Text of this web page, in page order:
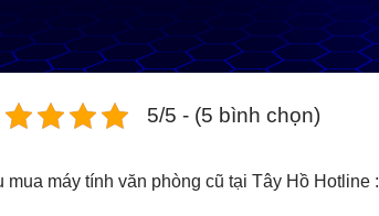
5/5 - (5 bình chọn)
mua máy tính văn phòng cũ tại Tây Hồ Hotline :